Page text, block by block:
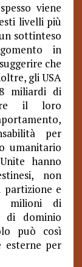
viene
livelli più
sottinteso
in
che
gli USA
miliardi di
il loro
per
umanitario
hanno
non
e
milioni di
di dominio
può così
esterne per